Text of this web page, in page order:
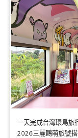
一天完成台灣環島旅
2026三麗鷗萌旅號